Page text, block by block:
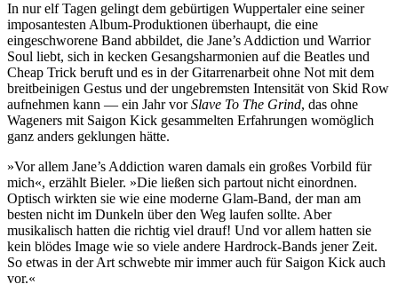
In nur elf Tagen gelingt dem gebürtigen Wuppertaler eine seiner
imposantesten Album-Produktionen überhaupt, die eine
eingeschworene Band abbildet, die Jane’s Addiction und Warrior
Soul liebt, sich in kecken Gesangsharmonien auf die Beatles und
Cheap Trick beruft und es in der Gitarrenarbeit ohne Not mit dem
breitbeinigen Gestus und der ungebremsten Intensität von Skid Row
aufnehmen kann — ein Jahr vorSlave To The Grind, das ohne
Wageners mit Saigon Kick gesammelten Erfahrungen womöglich
ganz anders geklungen hätte.
»Vor allem Jane’s Addiction waren damals ein großes Vorbild für
mich«, erzählt Bieler. »Die ließen sich partout nicht einordnen.
Optisch wirkten sie wie eine moderne Glam-Band, der man am
besten nicht im Dunkeln über den Weg laufen sollte. Aber
musikalisch hatten die richtig viel drauf! Und vor allem hatten sie
kein blödes Image wie so viele andere Hardrock-Bands jener Zeit.
So etwas in der Art schwebte mir immer auch für Saigon Kick auch
vor.«